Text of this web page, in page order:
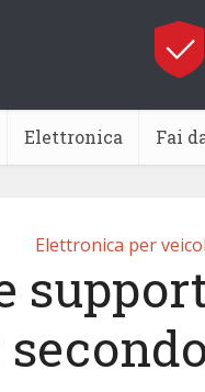
Elettronica Fai
Elettronica per